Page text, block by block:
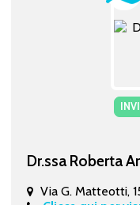
Dr.ssa Roberta
Via G. Matteotti,